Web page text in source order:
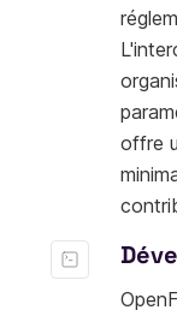
offre